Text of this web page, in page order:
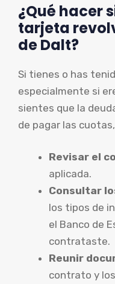
¿Qué hacer
tarjeta
de Dalt?
Si tienes o has
especialmente si
sientes que la
de pagar las
Revisar el
aplicada.
Consultar
los tipos de
el Banco de
contrataste.
Reunir
contrato y